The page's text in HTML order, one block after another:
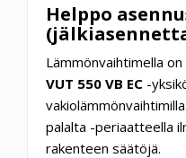
Helppo
Lämmönvaihtimella on
VUT 550 VB EC -
palalta -periaatteella
rakenteen säätöjä.